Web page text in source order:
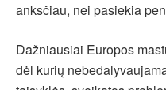
anksčiau, nei pasiekia
Dažniausiai Europos
dėl kurių